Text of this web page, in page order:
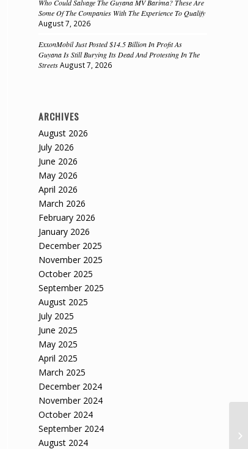
Who Could Salvage The Guyana MV Barima? These Are
Some Of The Companies With The Experience To Qualify
August 7, 2026
ExxonMobil Just Posted $14.5 Billion In Profit As
Guyana Is Still Burying Its Dead And Protesting In The
Streets August 7, 2026
ARCHIVES
August 2026
July 2026
June 2026
May 2026
April 2026
March 2026
February 2026
January 2026
December 2025
November 2025
October 2025
September 2025
August 2025
July 2025
June 2025
May 2025
April 2025
March 2025
December 2024
November 2024
October 2024
September 2024
August 2024